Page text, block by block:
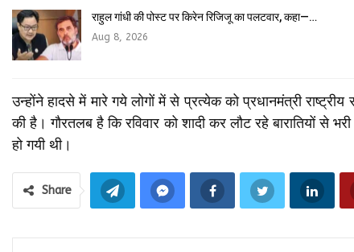
राहुल गांधी की पोस्ट पर किरेन रिजिजू का पलटवार, कहा—…
Aug 8, 2026
उन्होंने हादसे में मारे गये लोगों में से प्रत्येक को प्रधानमंत्री
की है। गौरतलब है कि रविवार को शादी कर लौट रहे बारातियों से
हो गयी थी।
Share